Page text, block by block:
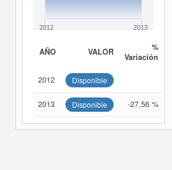
2012 2013
AÑO VALOR
%
Variación
2012 Disponible
2013 Disponible -27,56 %